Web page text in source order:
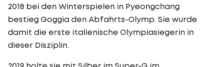
2018 bei den Winterspielen in Pyeongchang
bestieg Goggia den Abfahrts-Olymp. Sie wurde
damit die erste italienische Olympiasiegerin in
dieser Disziplin.